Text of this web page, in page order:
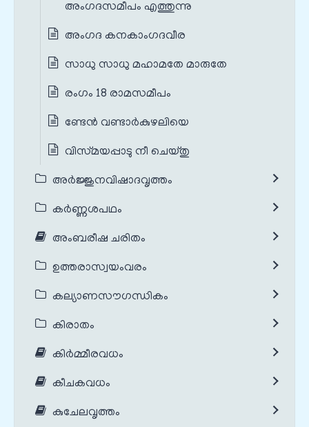
അംഗദസമീപം എത്തുന്നു
അംഗദ കനകാംഗദവീര
സാധു സാധു മഹാമതേ മാരുതേ
രംഗം 18 രാമസമീപം
ണ്ടേന്‍ വണ്ടാര്‍കുഴലിയെ
വിസ്‌മയപ്പാടു നീ ചെയ്‌തു
അർജ്ജുനവിഷാദവൃത്തം
കർണ്ണശപഥം
അംബരീഷ ചരിതം
ഉത്തരാസ്വയംവരം
കല്യാണസൗഗന്ധികം
കിരാതം
കിർമ്മീരവധം
കീചകവധം
കുചേലവൃത്തം